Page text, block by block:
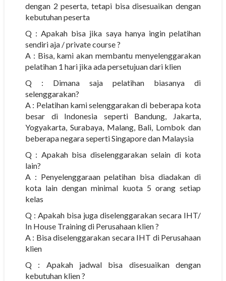
dengan 2 peserta, tetapi bisa disesuaikan dengan
kebutuhan peserta
Q : Apakah bisa jika saya hanya ingin pelatihan
sendiri aja / private course ?
A : Bisa, kami akan membantu menyelenggarakan
pelatihan 1 hari jika ada persetujuan dari klien
Q : Dimana saja pelatihan biasanya di
selenggarakan?
A : Pelatihan kami selenggarakan di beberapa kota
besar di Indonesia seperti Bandung, Jakarta,
Yogyakarta, Surabaya, Malang, Bali, Lombok dan
beberapa negara seperti Singapore dan Malaysia
Q : Apakah bisa diselenggarakan selain di kota
lain?
A : Penyelenggaraan pelatihan bisa diadakan di
kota lain dengan minimal kuota 5 orang setiap
kelas
Q : Apakah bisa juga diselenggarakan secara IHT/
In House Training di Perusahaan klien ?
A : Bisa diselenggarakan secara IHT di Perusahaan
klien
Q : Apakah jadwal bisa disesuaikan dengan
kebutuhan klien ?